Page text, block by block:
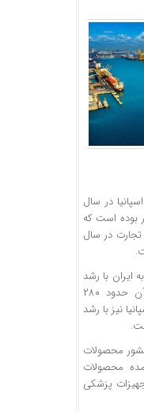
در سال
میلیون دلار بوده است که
این تجارت در سال
به ایران با رشد
۲ درصدی نسبت به سال قبل از آن حدود ۲۸۰
نیز با رشد
محصولات
محصولات
پزشکی